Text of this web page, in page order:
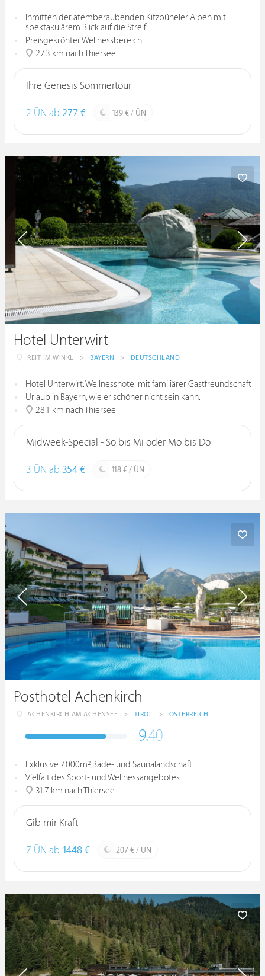
Inmitten der atemberaubenden Kitzbüheler Alpen mit
spektakulärem Blick auf die Streif
Preisgekrönter Wellnessbereich
27.3 km nach Thiersee
Ihre Genesis Sommertour
2 ÜN ab 277 € 139 € / ÜN
Hotel Unterwirt
REIT IM WINKL > BAYERN > DEUTSCHLAND
Hotel Unterwirt: Wellnesshotel mit familiärer Gastfreundschaft
Urlaub in Bayern, wie er schöner nicht sein kann.
28.1 km nach Thiersee
Midweek-Special - So bis Mi oder Mo bis Do
3 ÜN ab 354 € 118 € / ÜN
Posthotel Achenkirch
ACHENKIRCH AM ACHENSEE > TIROL > ÖSTERREICH
9.40
Exklusive 7.000m² Bade- und Saunalandschaft
Vielfalt des Sport- und Wellnessangebotes
31.7 km nach Thiersee
Gib mir Kraft
7 ÜN ab 1448 € 207 € / ÜN